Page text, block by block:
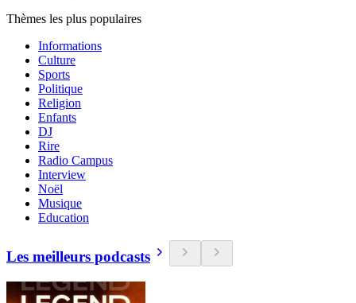
Thèmes les plus populaires
Informations
Culture
Sports
Politique
Religion
Enfants
DJ
Rire
Radio Campus
Interview
Noël
Musique
Education
Les meilleurs podcasts